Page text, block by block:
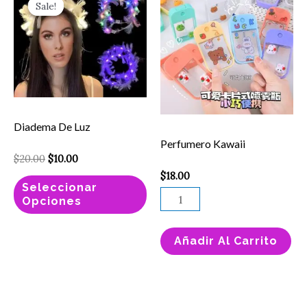
Sale!
Sale!
Diadema De Luz
$20.00
was:
$20.00.
$10.00
is:
$10.00.
Seleccionar
Opciones
producto
tiene
múltiples
variantes.
pueden
elegir
en
página
Perfumero Kawaii
$18.00
Kawaii
cantidad
Añadir Al Carrito